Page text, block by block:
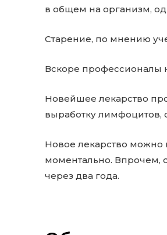
в общем на организм,
Старение, по мнению
Вскоре профессионалы
Новейшее лекарство
выработку лимфоцитов,
Новое лекарство можно
моментально. Впрочем,
через два года.